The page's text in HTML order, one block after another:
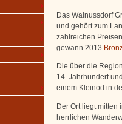
Das Walnussdorf
und gehört zum
zahlreichen
gewann 2013
Die über die
14. Jahrhundert
einem Kleinod in
Der Ort liegt mitten
herrlichen